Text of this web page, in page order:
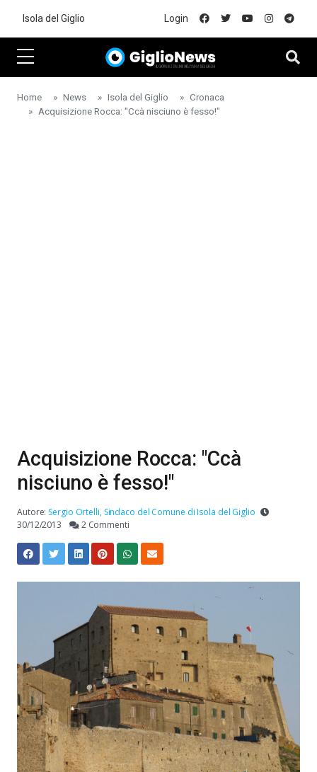
Isola del Giglio Login
Home News Isola del Giglio
Cronaca
Acquisizione Rocca: "Ccà nisciuno è fesso!"
Acquisizione Rocca: "Ccà
nisciuno è fesso!"
Autore: Sergio Ortelli, Sindaco del Comune di Isola del Giglio
30/12/2013
2 Commenti